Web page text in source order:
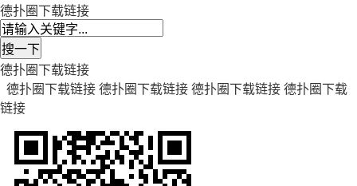
德扑圈下载链接
德扑圈下载链接
德扑圈下载链接 德扑圈下载链接 德扑圈下载链接 德扑圈下载
链接